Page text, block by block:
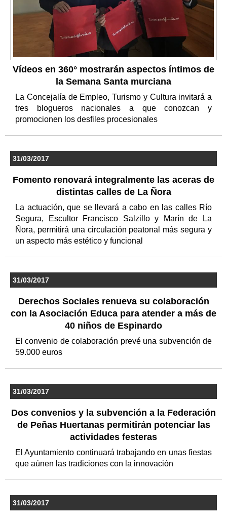
Vídeos en 360° mostrarán aspectos íntimos de
la Semana Santa murciana
La Concejalía de Empleo, Turismo y Cultura invitará a
tres blogueros nacionales a que conozcan y
promocionen los desfiles procesionales
31/03/2017
Fomento renovará integralmente las aceras de
distintas calles de La Ñora
La actuación, que se llevará a cabo en las calles Río
Segura, Escultor Francisco Salzillo y Marín de La
Ñora, permitirá una circulación peatonal más segura y
un aspecto más estético y funcional
31/03/2017
Derechos Sociales renueva su colaboración
con la Asociación Educa para atender a más de
40 niños de Espinardo
El convenio de colaboración prevé una subvención de
59.000 euros
31/03/2017
Dos convenios y la subvención a la Federación
de Peñas Huertanas permitirán potenciar las
actividades festeras
El Ayuntamiento continuará trabajando en unas fiestas
que aúnen las tradiciones con la innovación
31/03/2017